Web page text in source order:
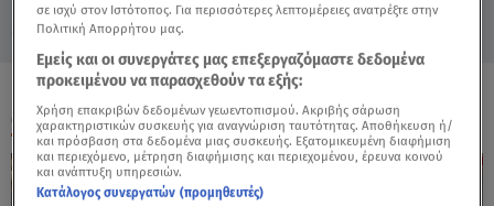
ΟΛΑ ΤΑ ΒΙΝΤΕΟ
σε ισχύ στον Ιστότοπος. Για περισσότερες λεπτομέρειες ανατρέξτε στην
Πολιτική Απορρήτου μας.
Εμείς και οι συνεργάτες μας επεξεργαζόμαστε δεδομένα
προκειμένου να παρασχεθούν τα εξής:
Χρήση επακριβών δεδομένων γεωεντοπισμού. Ακριβής σάρωση
χαρακτηριστικών συσκευής για αναγνώριση ταυτότητας. Αποθήκευση ή/
και πρόσβαση στα δεδομένα μιας συσκευής. Εξατομικευμένη διαφήμιση
και περιεχόμενο, μέτρηση διαφήμισης και περιεχομένου, έρευνα κοινού
και ανάπτυξη υπηρεσιών.
Κατάλογος συνεργατών (προμηθευτές)